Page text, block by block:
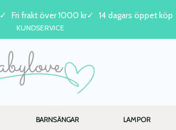
Fri frakt över 1000 kr 14 dagars öppet köp
KUNDSERVICE
BARNSÄNGAR LAMPOR